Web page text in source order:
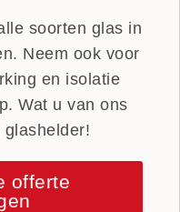
soorten glas in
Neem ook voor
en isolatie
Wat u van ons
glashelder!
offerte